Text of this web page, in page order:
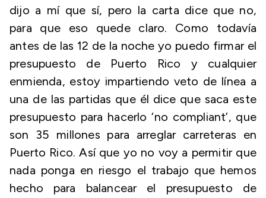
dijo a mí que sí, pero la carta dice que no,
para que eso quede claro. Como todavía
antes de las 12 de la noche yo puedo firmar el
presupuesto de Puerto Rico y cualquier
enmienda, estoy impartiendo veto de línea a
una de las partidas que él dice que saca este
presupuesto para hacerlo ‘no compliant’, que
son 35 millones para arreglar carreteras en
Puerto Rico. Así que yo no voy a permitir que
nada ponga en riesgo el trabajo que hemos
hecho para balancear el presupuesto de